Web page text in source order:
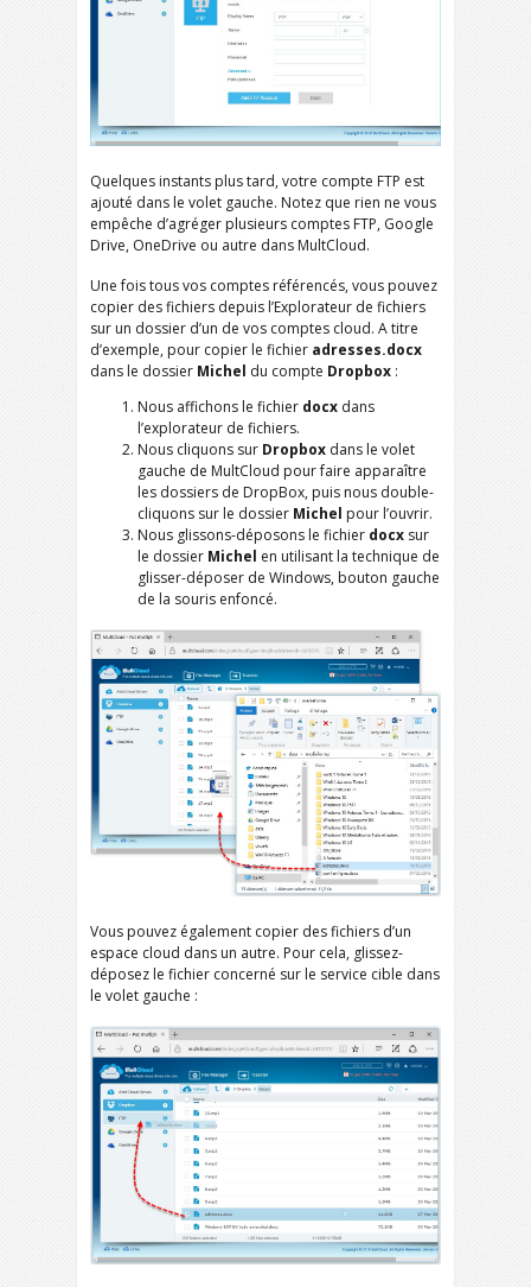
Quelques instants plus tard, votre compte FTP est
ajouté dans le volet gauche. Notez que rien ne vous
empêche d’agréger plusieurs comptes FTP, Google
Drive, OneDrive ou autre dans MultCloud.
Une fois tous vos comptes référencés, vous pouvez
copier des fichiers depuis l’Explorateur de fichiers
sur un dossier d’un de vos comptes cloud. A titre
d’exemple, pour copier le fichier adresses.docx
dans le dossier Michel du compte Dropbox :
Nous affichons le fichier docx dans
l’explorateur de fichiers.
Nous cliquons sur Dropbox dans le volet
gauche de MultCloud pour faire apparaître
les dossiers de DropBox, puis nous double-
cliquons sur le dossier Michel pour l’ouvrir.
Nous glissons-déposons le fichier docx sur
le dossier Michel en utilisant la technique de
glisser-déposer de Windows, bouton gauche
de la souris enfoncé.
Vous pouvez également copier des fichiers d’un
espace cloud dans un autre. Pour cela, glissez-
déposez le fichier concerné sur le service cible dans
le volet gauche :